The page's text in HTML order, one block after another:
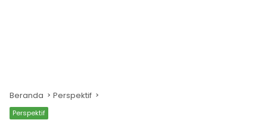
Beranda Perspektif
Perspektif